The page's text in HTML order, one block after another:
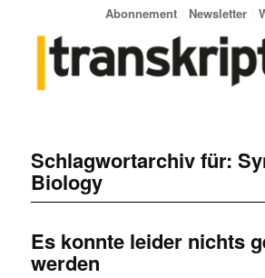
Abonnement Newsletter
Schlagwortarchiv für:
Biology
Es konnte leider nichts
werden